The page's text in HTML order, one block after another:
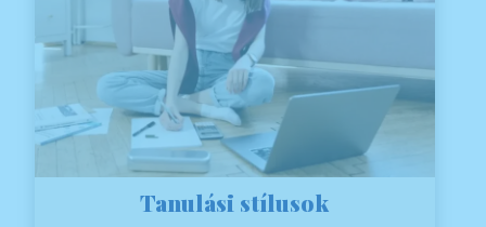
Tanulási stílusok